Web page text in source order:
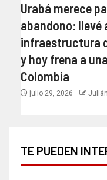
Urabá merece
abandono: llevé
infraestructura
y hoy frena a
Colombia
julio 29, 2026
TE PUEDEN